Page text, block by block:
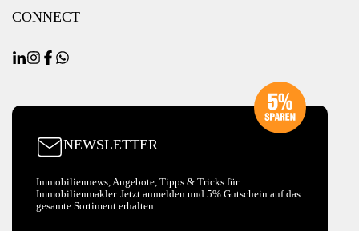
CONNECT
NEWSLETTER
Immobiliennews, Angebote, Tipps & Tricks für
Immobilienmakler. Jetzt anmelden und 5% Gutschein auf das
gesamte Sortiment erhalten.